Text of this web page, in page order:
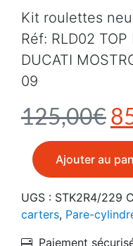
125,00€
Kit roulettes
Réf: RLD02 TOP
DUCATI
09
quantité de Top-
Ajouter au
UGS : STK2R4/229
carters, Pare-
Paiement